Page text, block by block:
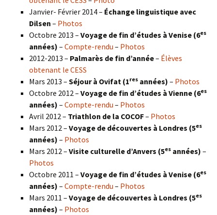
Janvier- Février 2014 – Échange linguistique avec
Dilsen – Photos
Octobre 2013 – Voyage de fin d’études à Venise (6es
années) – Compte-rendu – Photos
2012-2013 – Palmarès de fin d’année– Élèves
obtenant le CESS
Mars 2013 – Séjour à Ovifat (1res années) – Photos
Octobre 2012 – Voyage de fin d’études à Vienne (6es
années) – Compte-rendu – Photos
Avril 2012 – Triathlon de la COCOF– Photos
Mars 2012 – Voyage de découvertes à Londres (5es
années) – Photos
Mars 2012 – Visite culturelle d’Anvers (5es années) –
Photos
Octobre 2011 – Voyage de fin d’études à Venise (6es
années) – Compte-rendu – Photos
Mars 2011 – Voyage de découvertes à Londres (5es
années) – Photos